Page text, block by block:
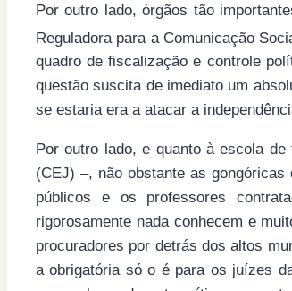
Por outro lado, órgãos tão
Reguladora para a Comunicação
quadro de fiscalização e controle
questão suscita de imediato um
se estaria era a atacar a
Por outro lado, e quanto à escola
(CEJ) –, não obstante as
públicos e os professores
rigorosamente nada conhecem e
procuradores por detrás dos altos
a obrigatória só o é para os juízes